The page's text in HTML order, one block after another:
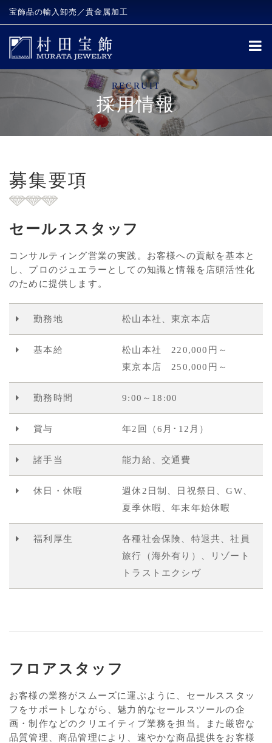
宝飾品の輸入卸売／貴金属加工
RECRUIT
採用情報
募集要項
セールススタッフ
コンサルティング営業の実践。お客様への貢献を基本と
し、プロのジュエラーとしての知識と情報を店頭活性化
のために提供します。
勤務地 松山本社、東京本店
基本給
松山本社 220,000円～
東京本店 250,000円～
勤務時間 9:00～18:00
賞与 年2回（6月･12月）
諸手当 能力給、交通費
休日・休暇
週休2日制、日祝祭日、GW、
夏季休暇、年末年始休暇
福利厚生
各種社会保険、特退共、社員
旅行（海外有り）、リゾート
トラストエクシヴ
フロアスタッフ
お客様の業務がスムーズに運ぶように、セールススタッ
フをサポートしながら、魅力的なセールスツールの企
画・制作などのクリエイティブ業務を担当。また厳密な
品質管理、商品管理により、速やかな商品提供をお客様